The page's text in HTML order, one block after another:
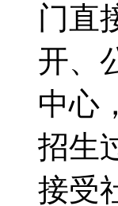
门直
开、
中心
招生
接受